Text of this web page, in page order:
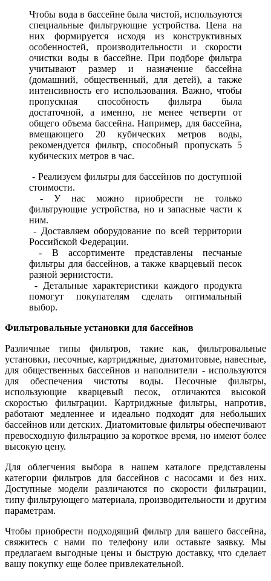
Чтобы вода в бассейне была чистой, используются
специальные фильтрующие устройства. Цена на
них формируется исходя из конструктивных
особенностей, производительности и скорости
очистки воды в бассейне. При подборе фильтра
учитывают размер и назначение бассейна
(домашний, общественный, для детей), а также
интенсивность его использования. Важно, чтобы
пропускная способность фильтра была
достаточной, а именно, не менее четверти от
общего объема бассейна. Например, для бассейна,
вмещающего 20 кубических метров воды,
рекомендуется фильтр, способный пропускать 5
кубических метров в час.
- Реализуем фильтры для бассейнов по доступной
стоимости.
- У нас можно приобрести не только
фильтрующие устройства, но и запасные части к
ним.
- Доставляем оборудование по всей территории
Российской Федерации.
- В ассортименте представлены песчаные
фильтры для бассейнов, а также кварцевый песок
разной зернистости.
- Детальные характеристики каждого продукта
помогут покупателям сделать оптимальный
выбор.
Фильтровальные установки для бассейнов
Различные типы фильтров, такие как, фильтровальные
установки, песочные, картриджные, диатомитовые, навесные,
для общественных бассейнов и наполнители - используются
для обеспечения чистоты воды. Песочные фильтры,
использующие кварцевый песок, отличаются высокой
скоростью фильтрации. Картриджные фильтры, напротив,
работают медленнее и идеально подходят для небольших
бассейнов или детских. Диатомитовые фильтры обеспечивают
превосходную фильтрацию за короткое время, но имеют более
высокую цену.
Для облегчения выбора в нашем каталоге представлены
категории фильтров для бассейнов с насосами и без них.
Доступные модели различаются по скорости фильтрации,
типу фильтрующего материала, производительности и другим
параметрам.
Чтобы приобрести подходящий фильтр для вашего бассейна,
свяжитесь с нами по телефону или оставьте заявку. Мы
предлагаем выгодные цены и быструю доставку, что сделает
вашу покупку еще более привлекательной.